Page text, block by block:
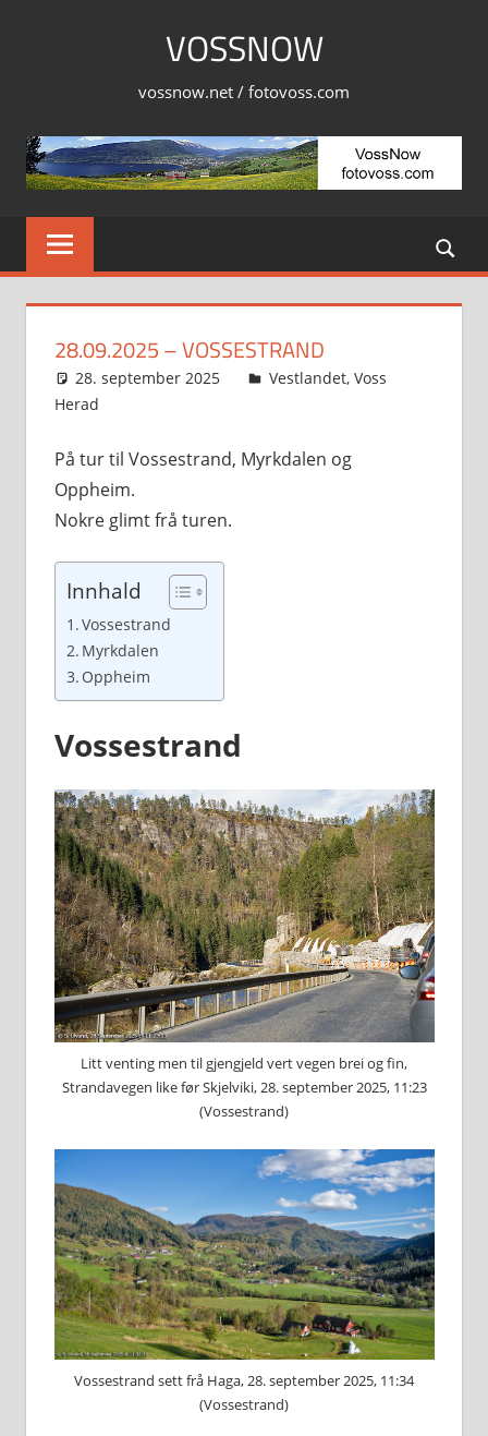
VOSSNOW
vossnow.net / fotovoss.com
28.09.2025 – VOSSESTRAND
28. september 2025 Svein
Vestlandet, Voss
Herad
På tur til Vossestrand, Myrkdalen og
Oppheim.
Nokre glimt frå turen.
Innhald
Vossestrand
Myrkdalen
Oppheim
Vossestrand
Litt venting men til gjengjeld vert vegen brei og fin,
Strandavegen like før Skjelviki, 28. september 2025, 11:23
(Vossestrand)
Vossestrand sett frå Haga, 28. september 2025, 11:34
(Vossestrand)